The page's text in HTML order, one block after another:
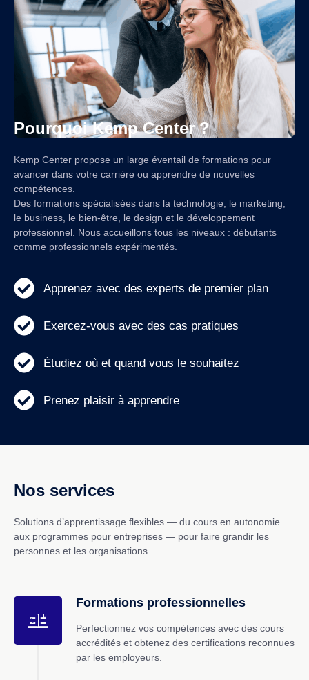
Pourquoi Kemp Center ?
Kemp Center propose un large éventail de formations pour
avancer dans votre carrière ou apprendre de nouvelles
compétences.
Des formations spécialisées dans la technologie, le marketing,
le business, le bien-être, le design et le développement
professionnel. Nous accueillons tous les niveaux : débutants
comme professionnels expérimentés.
Apprenez avec des experts de premier plan
Exercez-vous avec des cas pratiques
Étudiez où et quand vous le souhaitez
Prenez plaisir à apprendre
Nos services
Solutions d’apprentissage flexibles — du cours en autonomie
aux programmes pour entreprises — pour faire grandir les
personnes et les organisations.
Formations professionnelles
Perfectionnez vos compétences avec des cours
accrédités et obtenez des certifications reconnues
par les employeurs.